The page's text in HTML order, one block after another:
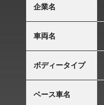
企業名
車両名
ボディータイプ
ベース車名